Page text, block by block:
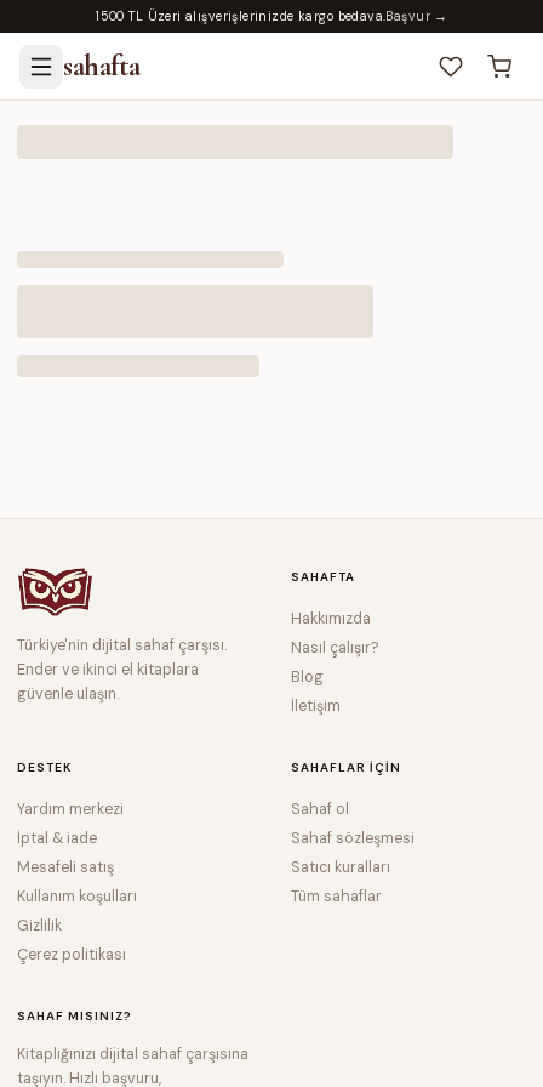
1500 TL Üzeri alışverişlerinizde kargo bedava.Başvur →
sahafta
Türkiye'nin dijital sahaf çarşısı.
Ender ve ikinci el kitaplara
güvenle ulaşın.
SAHAFTA
Hakkımızda
Nasıl çalışır?
Blog
İletişim
DESTEK
Yardım merkezi
İptal & iade
Mesafeli satış
Kullanım koşulları
Gizlilik
Çerez politikası
SAHAFLAR IÇIN
Sahaf ol
Sahaf sözleşmesi
Satıcı kuralları
Tüm sahaflar
SAHAF MISINIZ?
Kitaplığınızı dijital sahaf çarşısına
taşıyın. Hızlı başvuru,